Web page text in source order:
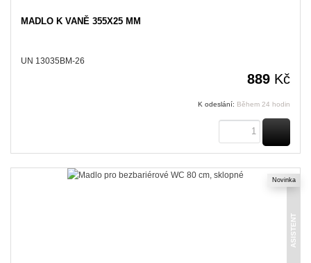
MADLO K VANĚ 355X25 MM
UN 13035BM-26
889 Kč
K odeslání: Během 24 hodin
ASISTENT
Novinka